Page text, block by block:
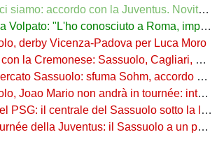
accordo con la Juventus. Novità sulla formula
"L'ho conosciuto a Roma, impressionato dalle sue qualità"
derby Vicenza-Padova per Luca Moro
Sassuolo, Cagliari, Napoli e Torino osservano
sfuma Sohm, accordo Venezia-Fiorentina
Mario non andrà in tournée: intesa Fiorentina-Juve
del Sassuolo sotto la lente dei campioni d’Europa
il Sassuolo a un passo dal talento montenegrino